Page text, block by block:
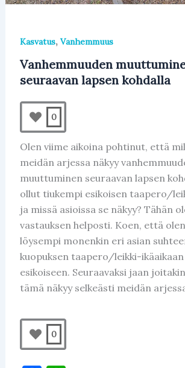
Kasvatus, Vanhemmuus
Vanhemmuuden
seuraavan lapsen kohdalla
0
Olen viime aikoina pohtinut, että
meidän arjessa näkyy
muuttuminen seuraavan lapsen
ollut tiukempi esikoisen taapero/
ja missä asioissa se näkyy? Tähän
vastauksen helposti. Koen, että
löysempi monenkin eri asian
kuopuksen taapero/leikki-
esikoiseen. Seuraavaksi jaan
tämä näkyy selkeästi meidän
0